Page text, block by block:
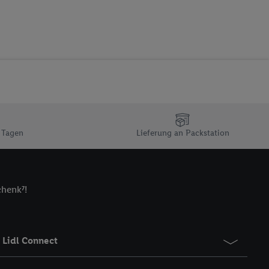
Lieferung an Packstation
Lidl Connect
Online-Kennung
verwenden
E-Mail-
Technologie in
und einer
Kennung
zu erfassen.
Dritten betrieben
speziell zur